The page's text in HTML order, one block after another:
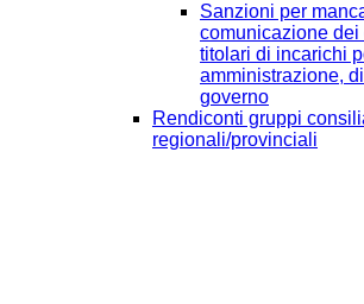
Sanzioni per
comunicazione dei
titolari di incarichi
amministrazione,
governo
Rendiconti gruppi
regionali/provinciali